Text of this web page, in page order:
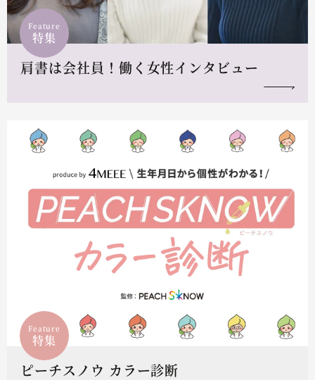
Feature
特集
肩書は会社員！働く女性インタビュー
Feature
特集
ピーチスノウ カラー診断